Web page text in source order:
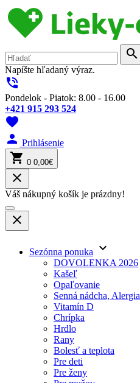
search
Napíšte hľadaný výraz.
phone_in_talk
Pondelok - Piatok: 8.00 - 16.00
+421 915 293 524
favorite
person Prihlásenie
shopping_cart 0 0,00€
close
Váš nákupný košík je prázdny!
close
Sezónna ponuka keyboard_arrow_down
DOVOLENKA 2026
Kašeľ
Opaľovanie
Senná nádcha, Alergia
Vitamín D
Chrípka
Hrdlo
Rany
Bolesť a teplota
Pre deti
Pre ženy